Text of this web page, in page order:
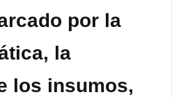
por la
la
los insumos,